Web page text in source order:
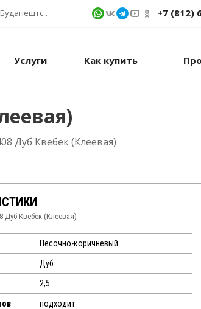
г. Санкт-Петербург, ул. Фучика д. 9, ТК "КУБАТУРА" (вход со стороны ул. Будапештской) № 1в.541 +7 (812)
Услуги Как купить
Дуб Квебек (Клеевая)
Дуб Квебек (Клеевая)
Песочно-коричневый
Дуб
2,5
подходит